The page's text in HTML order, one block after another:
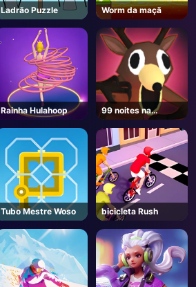
Ladrão Puzzle Worm da maçã
Rainha Hulahoop
99 noites na
floresta - Roblox
Tubo Mestre Woso bicicleta Rush